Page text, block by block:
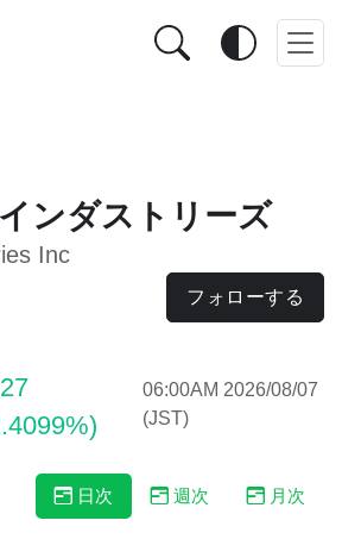
ンダストリーズ
Inc
フォローする
06:00AM 2026/08/07
(JST)
日次
週次 月次